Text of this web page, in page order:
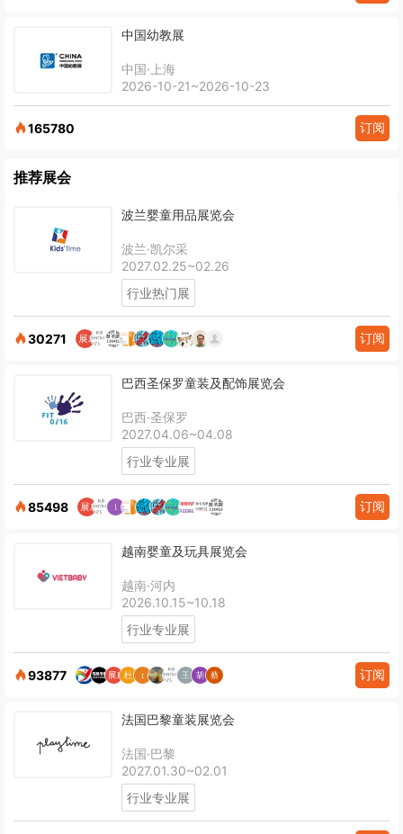
中国幼教展
中国·上海
2026-10-21~2026-10-23
165780 订阅
推荐展会
波兰婴童用品展览会
波兰·凯尔采
2027.02.25~02.26
行业热门展
30271 订阅
巴西圣保罗童装及配饰展览会
巴西·圣保罗
2027.04.06~04.08
行业专业展
85498 订阅
越南婴童及玩具展览会
越南·河内
2026.10.15~10.18
行业专业展
93877 订阅
法国巴黎童装展览会
法国·巴黎
2027.01.30~02.01
行业专业展